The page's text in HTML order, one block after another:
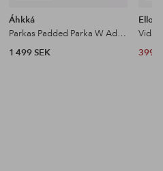
Áhkká
Parkas Padded Parka W Adjustable Waist
1 499 SEK
Ellos
399